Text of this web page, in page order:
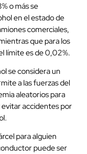
o más se
en el estado de
comerciales,
que para los
límite es de 0,02%.
se considera un
a las fuerzas del
aleatorios para
accidentes por
para alguien
puede ser